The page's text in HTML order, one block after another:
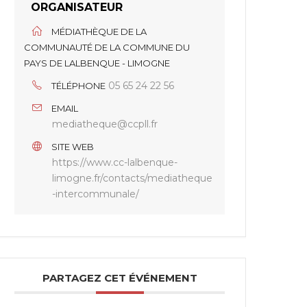
ORGANISATEUR
MÉDIATHÈQUE DE LA
COMMUNAUTÉ DE LA COMMUNE DU
PAYS DE LALBENQUE - LIMOGNE
TÉLÉPHONE 05 65 24 22 56
EMAIL
mediatheque@ccpll.fr
SITE WEB
https://www.cc-lalbenque-
limogne.fr/contacts/mediatheque
-intercommunale/
PARTAGEZ CET ÉVÉNEMENT